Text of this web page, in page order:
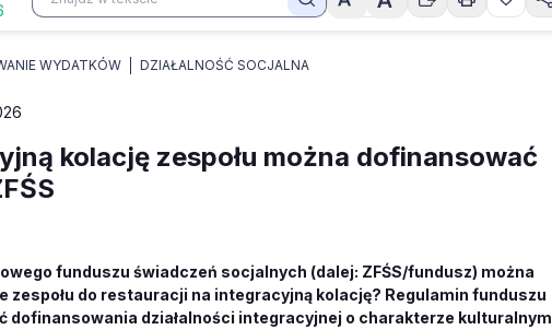
WYDATKÓW DZIAŁALNOŚĆ SOCJALNA
kolację zespołu można dofinansować
funduszu świadczeń socjalnych (dalej: ZFŚS/fundusz) można
zespołu do restauracji na integracyjną kolację? Regulamin funduszu
dofinansowania działalności integracyjnej o charakterze kulturalnym,